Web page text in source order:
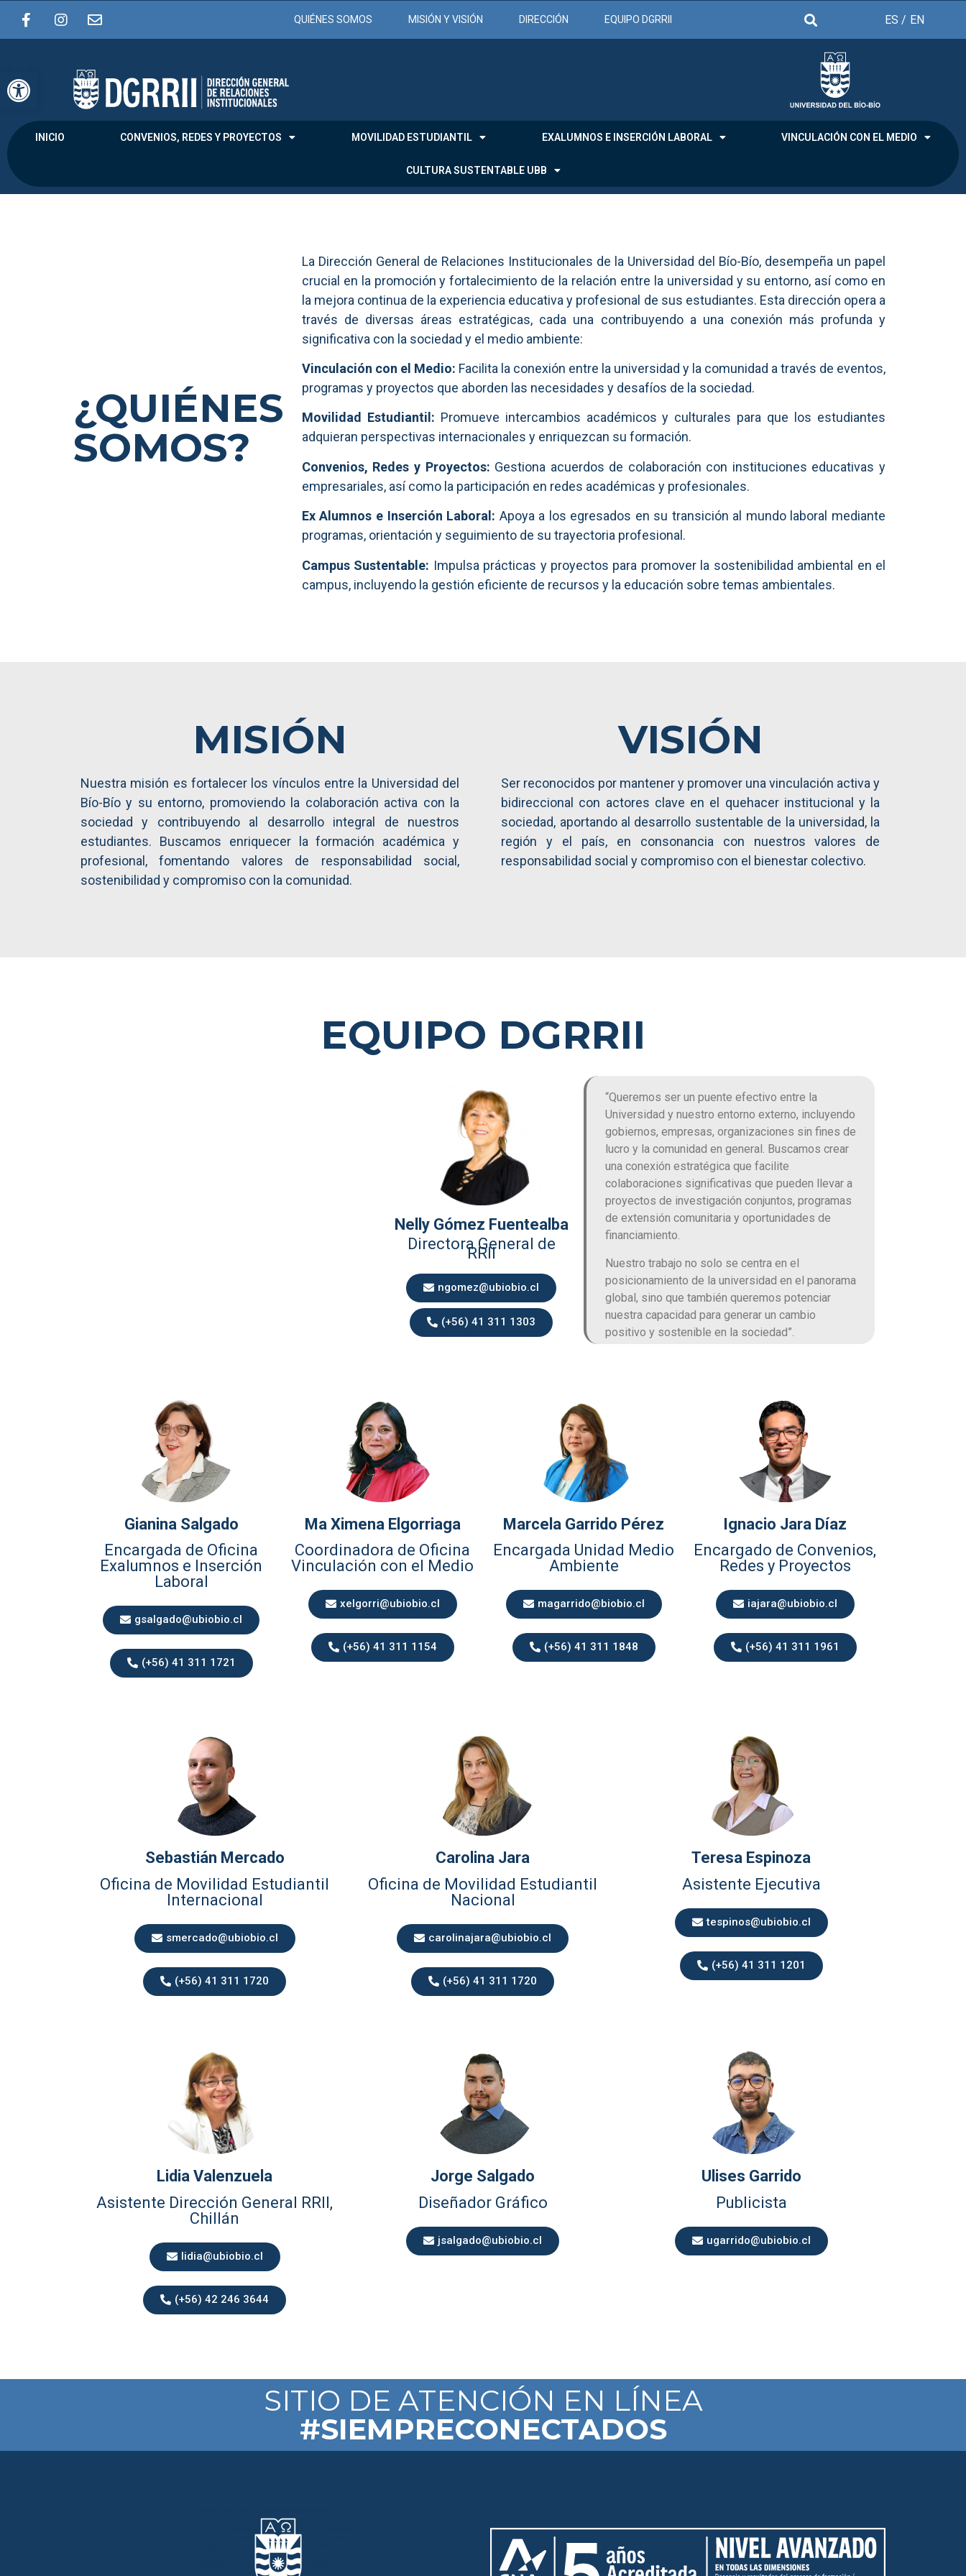
Abrir barra de herramientas
QUIÉNES SOMOS MISIÓN Y VISIÓN DIRECCIÓN EQUIPO DGRRII ES / EN
INICIO CONVENIOS, REDES Y PROYECTOS MOVILIDAD ESTUDIANTIL EXALUMNOS E INSERCIÓN LABORAL VINCULACIÓN CON EL MEDIO
CULTURA SUSTENTABLE UBB
¿QUIÉNES
SOMOS?
La Dirección General de Relaciones Institucionales de la Universidad del Bío-Bío, desempeña un papel
crucial en la promoción y fortalecimiento de la relación entre la universidad y su entorno, así como en
la mejora continua de la experiencia educativa y profesional de sus estudiantes. Esta dirección opera a
través de diversas áreas estratégicas, cada una contribuyendo a una conexión más profunda y
significativa con la sociedad y el medio ambiente:
Vinculación con el Medio: Facilita la conexión entre la universidad y la comunidad a través de eventos,
programas y proyectos que aborden las necesidades y desafíos de la sociedad.
Movilidad Estudiantil: Promueve intercambios académicos y culturales para que los estudiantes
adquieran perspectivas internacionales y enriquezcan su formación.
Convenios, Redes y Proyectos: Gestiona acuerdos de colaboración con instituciones educativas y
empresariales, así como la participación en redes académicas y profesionales.
Ex Alumnos e Inserción Laboral: Apoya a los egresados en su transición al mundo laboral mediante
programas, orientación y seguimiento de su trayectoria profesional.
Campus Sustentable: Impulsa prácticas y proyectos para promover la sostenibilidad ambiental en el
campus, incluyendo la gestión eficiente de recursos y la educación sobre temas ambientales.
MISIÓN
Nuestra misión es fortalecer los vínculos entre la Universidad del
Bío-Bío y su entorno, promoviendo la colaboración activa con la
sociedad y contribuyendo al desarrollo integral de nuestros
estudiantes. Buscamos enriquecer la formación académica y
profesional, fomentando valores de responsabilidad social,
sostenibilidad y compromiso con la comunidad.
VISIÓN
Ser reconocidos por mantener y promover una vinculación activa y
bidireccional con actores clave en el quehacer institucional y la
sociedad, aportando al desarrollo sustentable de la universidad, la
región y el país, en consonancia con nuestros valores de
responsabilidad social y compromiso con el bienestar colectivo.
EQUIPO DGRRII
Nelly Gómez Fuentealba
Directora General de
RRII
ngomez@ubiobio.cl
(+56) 41 311 1303
“Queremos ser un puente efectivo entre la
Universidad y nuestro entorno externo, incluyendo
gobiernos, empresas, organizaciones sin fines de
lucro y la comunidad en general. Buscamos crear
una conexión estratégica que facilite
colaboraciones significativas que pueden llevar a
proyectos de investigación conjuntos, programas
de extensión comunitaria y oportunidades de
financiamiento.
Nuestro trabajo no solo se centra en el
posicionamiento de la universidad en el panorama
global, sino que también queremos potenciar
nuestra capacidad para generar un cambio
positivo y sostenible en la sociedad”.
Gianina Salgado
Encargada de Oficina
Exalumnos e Inserción
Laboral
gsalgado@ubiobio.cl
(+56) 41 311 1721
Ma Ximena Elgorriaga
Coordinadora de Oficina
Vinculación con el Medio
xelgorri@ubiobio.cl
(+56) 41 311 1154
Marcela Garrido Pérez
Encargada Unidad Medio
Ambiente
magarrido@biobio.cl
(+56) 41 311 1848
Ignacio Jara Díaz
Encargado de Convenios,
Redes y Proyectos
iajara@ubiobio.cl
(+56) 41 311 1961
Sebastián Mercado
Oficina de Movilidad Estudiantil
Internacional
smercado@ubiobio.cl
(+56) 41 311 1720
Carolina Jara
Oficina de Movilidad Estudiantil
Nacional
carolinajara@ubiobio.cl
(+56) 41 311 1720
Teresa Espinoza
Asistente Ejecutiva
tespinos@ubiobio.cl
(+56) 41 311 1201
Lidia Valenzuela
Asistente Dirección General RRII,
Chillán
lidia@ubiobio.cl
(+56) 42 246 3644
Jorge Salgado
Diseñador Gráfico
jsalgado@ubiobio.cl
Ulises Garrido
Publicista
ugarrido@ubiobio.cl
SITIO DE ATENCIÓN EN LÍNEA
#SIEMPRECONECTADOS